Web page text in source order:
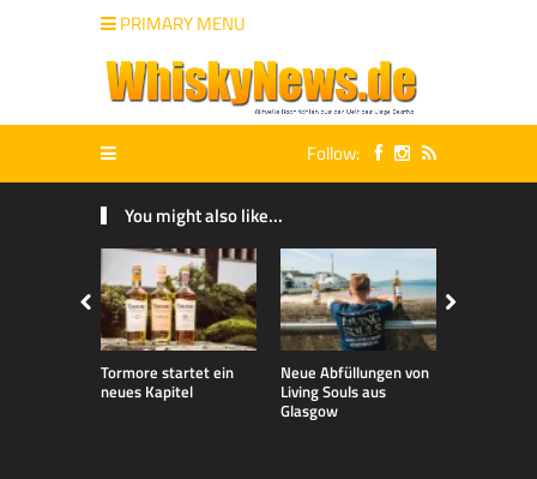
PRIMARY MENU
Follow:
You might also like...
Tormore startet ein
neues Kapitel
Neue Abfüllungen von
Living Souls aus
Glasgow